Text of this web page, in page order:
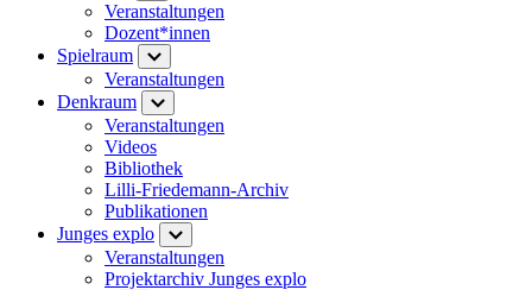
Veranstaltungen
Dozent*innen
Spielraum
Veranstaltungen
Denkraum
Veranstaltungen
Videos
Bibliothek
Lilli-Friedemann-Archiv
Publikationen
Junges explo
Veranstaltungen
Projektarchiv Junges explo